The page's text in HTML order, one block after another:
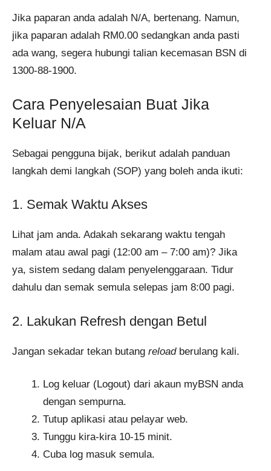
Jika paparan anda adalah N/A, bertenang. Namun,
jika paparan adalah RM0.00 sedangkan anda pasti
ada wang, segera hubungi talian kecemasan BSN di
1300-88-1900.
Cara Penyelesaian Buat Jika
Keluar N/A
Sebagai pengguna bijak, berikut adalah panduan
langkah demi langkah (SOP) yang boleh anda ikuti:
1. Semak Waktu Akses
Lihat jam anda. Adakah sekarang waktu tengah
malam atau awal pagi (12:00 am – 7:00 am)? Jika
ya, sistem sedang dalam penyelenggaraan. Tidur
dahulu dan semak semula selepas jam 8:00 pagi.
2. Lakukan Refresh dengan Betul
Jangan sekadar tekan butang reloadberulang kali.
Log keluar (Logout) dari akaun myBSN anda
dengan sempurna.
Tutup aplikasi atau pelayar web.
Tunggu kira-kira 10-15 minit.
Cuba log masuk semula.